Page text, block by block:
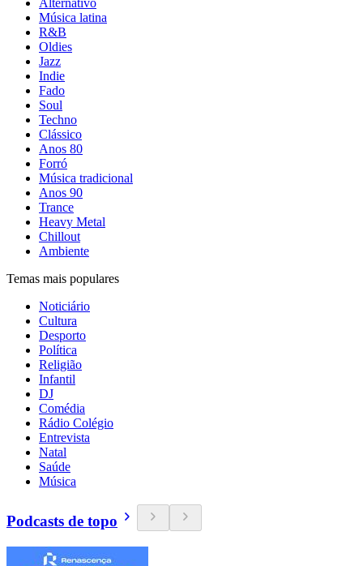
Alternativo
Música latina
R&B
Oldies
Jazz
Indie
Fado
Soul
Techno
Clássico
Anos 80
Forró
Música tradicional
Anos 90
Trance
Heavy Metal
Chillout
Ambiente
Temas mais populares
Noticiário
Cultura
Desporto
Política
Religião
Infantil
DJ
Comédia
Rádio Colégio
Entrevista
Natal
Saúde
Música
Podcasts de topo